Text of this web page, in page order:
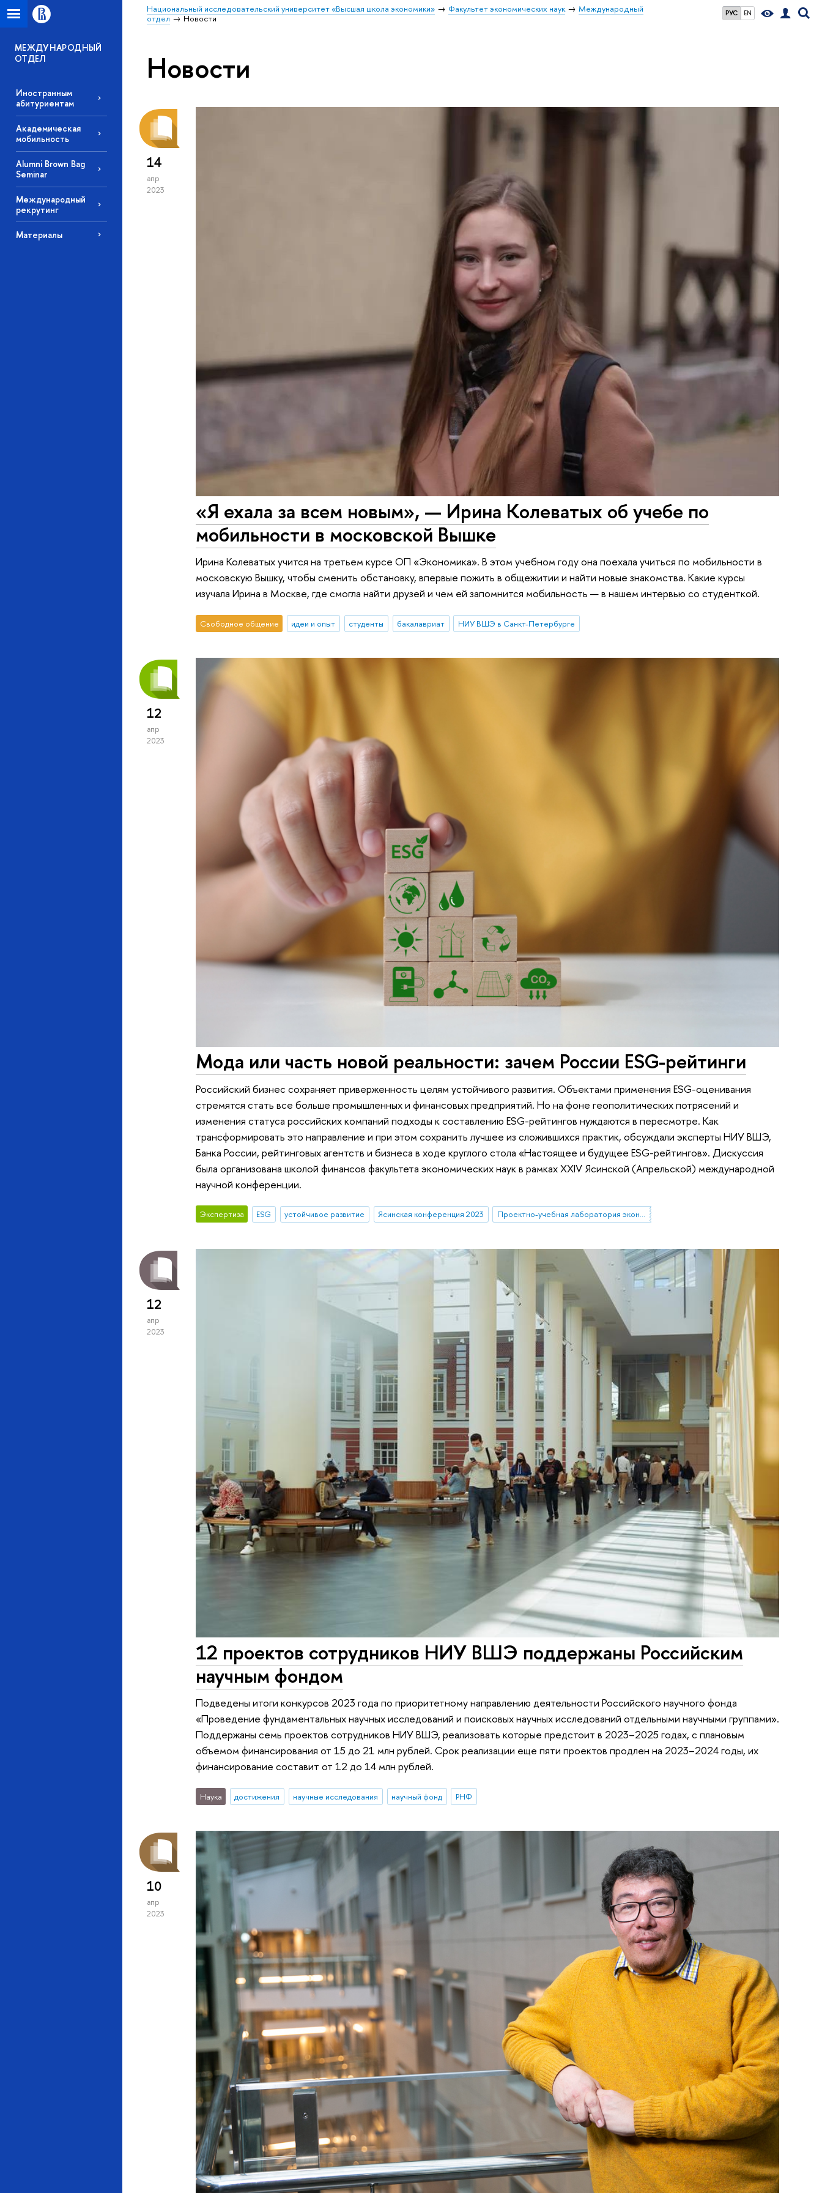
РУС EN
Национальный исследовательский университет «Высшая школа экономики» Факультет экономических наук
Международный
отдел
Новости
МЕЖДУНАРОДНЫЙ
ОТДЕЛ
Иностранным
абитуриентам
Академическая
мобильность
Alumni Brown Bag
Seminar
Международный
рекрутинг
Материалы
Новости
14
апр
2023
«Я ехала за всем новым», — Ирина Колеватых об учебе по
мобильности в московской Вышке
Ирина Колеватых учится на третьем курсе ОП «Экономика». В этом учебном году она поехала учиться по мобильности в
московскую Вышку, чтобы сменить обстановку, впервые пожить в общежитии и найти новые знакомства. Какие курсы
изучала Ирина в Москве, где смогла найти друзей и чем ей запомнится мобильность — в нашем интервью со студенткой.
Свободное общение идеи и опыт студенты бакалавриат НИУ ВШЭ в Санкт-Петербурге
12
апр
2023
Мода или часть новой реальности: зачем России ESG-рейтинги
Российский бизнес сохраняет приверженность целям устойчивого развития. Объектами применения ESG-оценивания
стремятся стать все больше промышленных и финансовых предприятий. Но на фоне геополитических потрясений и
изменения статуса российских компаний подходы к составлению ESG-рейтингов нуждаются в пересмотре. Как
трансформировать это направление и при этом сохранить лучшее из сложившихся практик, обсуждали эксперты НИУ ВШЭ,
Банка России, рейтинговых агентств и бизнеса в ходе круглого стола «Настоящее и будущее ESG-рейтингов». Дискуссия
была организована школой финансов факультета экономических наук в рамках XXIV Ясинской (Апрельской) международной
научной конференции.
Экспертиза ESG устойчивое развитие Ясинская конференция 2023 Проектно-учебная лаборатория экономической журналистики
12
апр
2023
12 проектов сотрудников НИУ ВШЭ поддержаны Российским
научным фондом
Подведены итоги конкурсов 2023 года по приоритетному направлению деятельности Российского научного фонда
«Проведение фундаментальных научных исследований и поисковых научных исследований отдельными научными группами».
Поддержаны семь проектов сотрудников НИУ ВШЭ, реализовать которые предстоит в 2023–2025 годах, с плановым
объемом финансирования от 15 до 21 млн рублей. Срок реализации еще пяти проектов продлен на 2023–2024 годы, их
финансирование составит от 12 до 14 млн рублей.
Наука достижения научные исследования научный фонд РНФ
10
апр
2023